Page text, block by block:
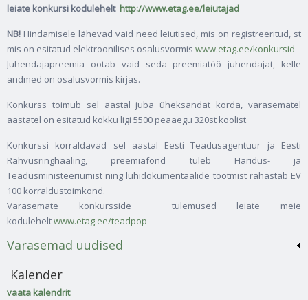
leiate konkursi kodulehelt http://www.etag.ee/leiutajad
NB! Hindamisele lähevad vaid need leiutised, mis on registreeritud, st
mis on esitatud elektroonilises osalusvormis www.etag.ee/konkursid
Juhendajapreemia ootab vaid seda preemiatöö juhendajat, kelle
andmed on osalusvormis kirjas.
Konkurss toimub sel aastal juba üheksandat korda, varasematel
aastatel on esitatud kokku ligi 5500 peaaegu 320st koolist.
Konkurssi korraldavad sel aastal Eesti Teadusagentuur ja Eesti
Rahvusringhääling, preemiafond tuleb Haridus- ja
Teadusministeeriumist ning lühidokumentaalide tootmist rahastab EV
100 korraldustoimkond.
Varasemate konkursside tulemused leiate meie
koduleheltwww.etag.ee/teadpop
Varasemad uudised
Kalender
vaata kalendrit